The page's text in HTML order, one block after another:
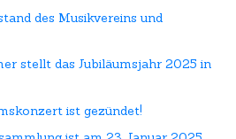
des Musikvereins und
stellt das Jubiläumsjahr 2025 in
ist gezündet!